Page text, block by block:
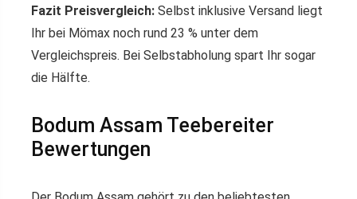
Fazit Preisvergleich: Selbst inklusive Versand liegt
Ihr bei Mömax noch rund 23 % unter dem
Vergleichspreis. Bei Selbstabholung spart Ihr sogar
die Hälfte.
Bodum Assam Teebereiter
Bewertungen